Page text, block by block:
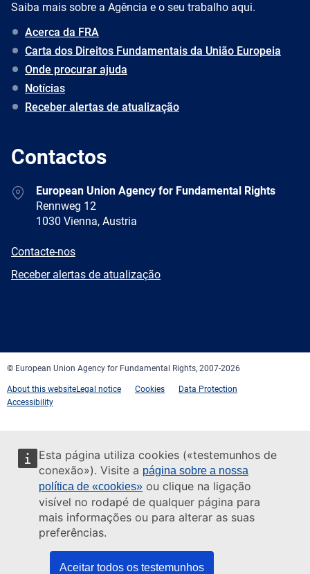
Esta página utiliza cookies («testemunhos de
conexão»). Visite a página sobre a nossa
política de «cookies» ou clique na ligação
visível no rodapé de qualquer página para
mais informações ou para alterar as suas
preferências.
Aceitar todos os testemunhos
Saiba mais sobre a Agência e o seu trabalho aqui.
Acerca da FRA
Carta dos Direitos Fundamentais da União Europeia
Onde procurar ajuda
Notícias
Receber alertas de atualização
Contactos
AddressEuropean Union Agency for Fundamental Rights
Rennweg 12
1030 Vienna, Austria
E-
Contacte-nos
Newsletter
Receber alertas de atualização
© European Union Agency for Fundamental Rights, 2007-2026
About this websiteLegal notice Cookies
Data Protection
Accessibility